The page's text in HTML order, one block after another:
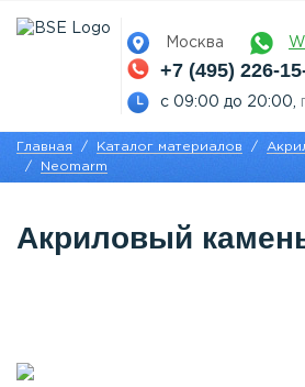
Москва
+7 (495) 226-
с 09:00 до 20:00,
Главная Каталог материалов
Neomarm
Акриловый